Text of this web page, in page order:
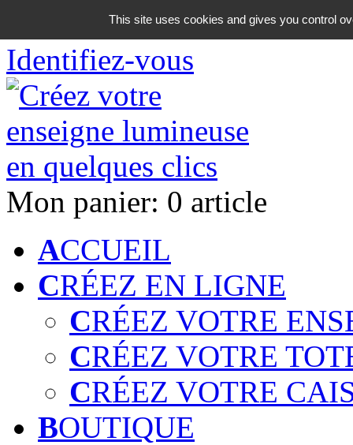
06 18 42 08 59
Identifiez-vous
Mon panier: 0 article
ACCUEIL
CRÉEZ EN LIGNE
CRÉEZ VOTRE
CRÉEZ VOTRE
CRÉEZ VOTRE
BOUTIQUE
This site uses cookies and gives you control